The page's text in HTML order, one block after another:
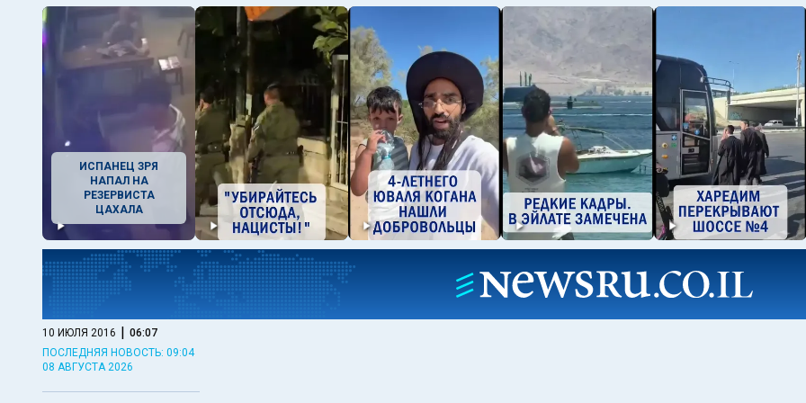
ИСПАНЕЦ ЗРЯ
НАПАЛ НА
РЕЗЕРВИСТА
ЦАХАЛА
10 ИЮЛЯ 2016 | 06:07
ПОСЛЕДНЯЯ НОВОСТЬ: 09:04
08 АВГУСТА 2026